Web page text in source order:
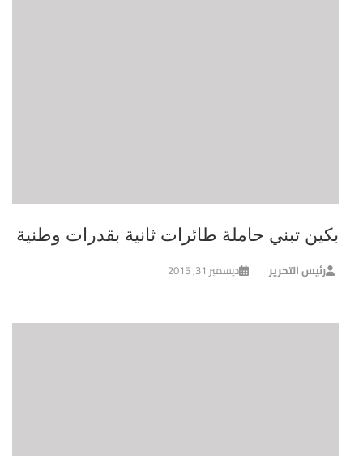
بكين تبني حاملة طائرات ثانية بقدرات وطنية
رئيس التحرير ديسمبر 31, 2015